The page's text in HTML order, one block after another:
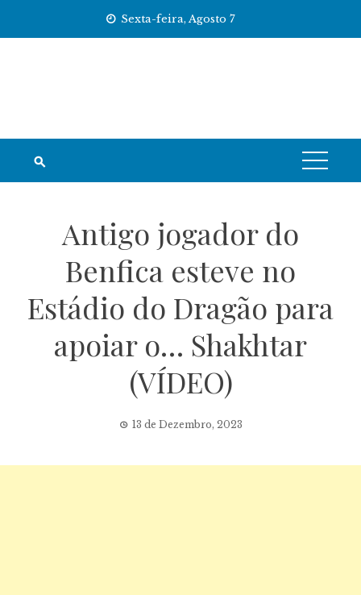
Sexta-feira, Agosto 7
Antigo jogador do
Benfica esteve no
Estádio do Dragão para
apoiar o… Shakhtar
(VÍDEO)
13 de Dezembro, 2023